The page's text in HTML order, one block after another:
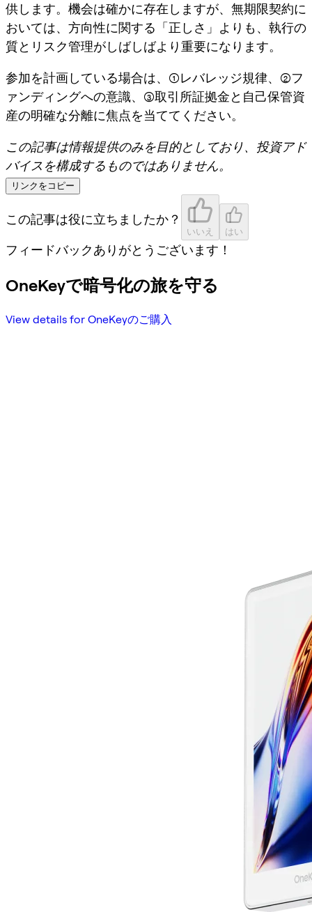
供します。機会は確かに存在しますが、無期限契約に
おいては、方向性に関する「正しさ」よりも、執行の
質とリスク管理がしばしばより重要になります。
参加を計画している場合は、(1)レバレッジ規律、(2)フ
ァンディングへの意識、(3)取引所証拠金と自己保管資
産の明確な分離に焦点を当ててください。
この記事は情報提供のみを目的としており、投資アド
バイスを構成するものではありません。
リンクをコピー
この記事は役に立ちましたか？
いいえ はい
フィードバックありがとうございます！
OneKeyで暗号化の旅を守る
View details for OneKeyのご購入